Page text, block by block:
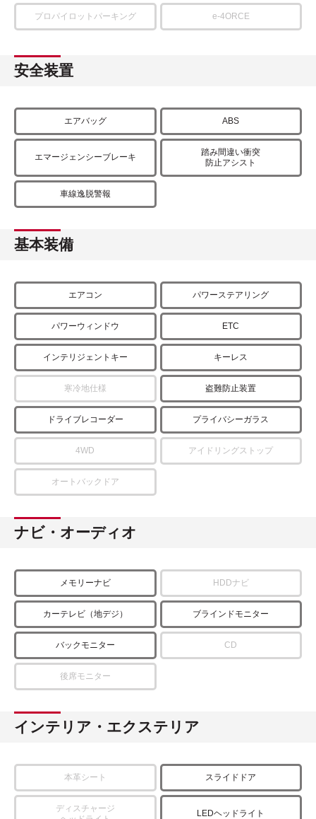
プロパイロットパーキング e-4ORCE
安全装置
エアバッグ ABS
エマージェンシーブレーキ
踏み間違い衝突
防止アシスト
車線逸脱警報
基本装備
エアコン パワーステアリング
パワーウィンドウ ETC
インテリジェントキー キーレス
寒冷地仕様 盗難防止装置
ドライブレコーダー プライバシーガラス
4WD アイドリングストップ
オートバックドア
ナビ・オーディオ
メモリーナビ HDDナビ
カーテレビ（地デジ） ブラインドモニター
バックモニター CD
後席モニター
インテリア・エクステリア
本革シート スライドドア
ディスチャージ
LEDヘッドライト